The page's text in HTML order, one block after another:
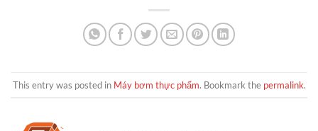
This entry was posted in Máy bơm thực phẩm. Bookmark the permalink.